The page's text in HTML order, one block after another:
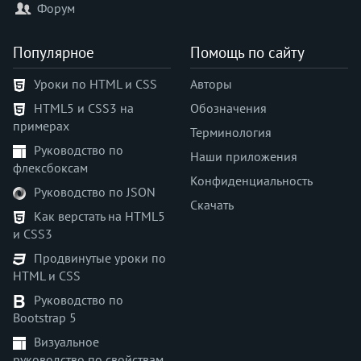
<hr>
<i>
<iframe>
<img>
<input>
<ins>
<isindex>
<kbd>
<keygen>
<label>
<legend>
<li>
<link>
<listing>
<main>
<map>
Форум
Популярное
Уроки по HTML и CSS
HTML5 и CSS3 на
примерах
Руководство по
флексбоксам
Руководство по JSON
Как верстать на HTML5
и CSS3
Продвинутые уроки по
HTML и CSS
Руководство по
Bootstrap 5
Визуальное
Помощь по сайту
Авторы
Обозначения
Терминология
Наши приложения
Конфиденциальность
Скачать